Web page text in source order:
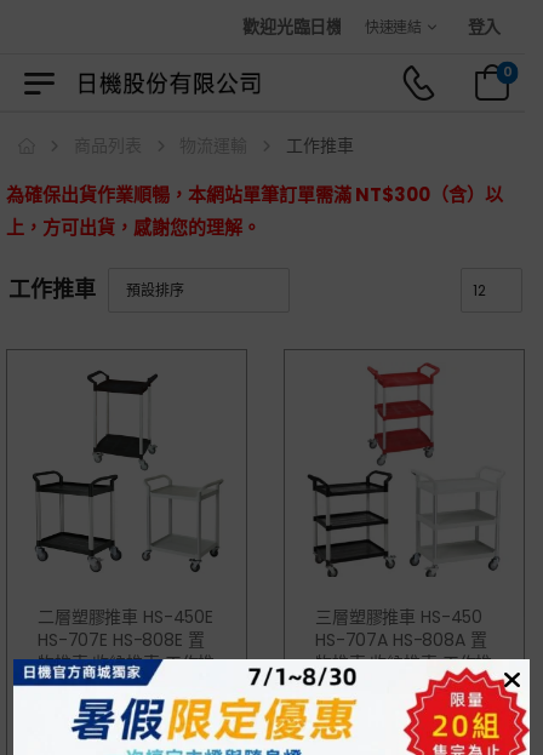
歡迎光臨日機官方購物商城！
快速連結 登入
0
工作推車
為確保出貨作業順暢，本網站單筆訂單需滿 NT$300（含）以
上，方可出貨，感謝您的理解。
工作推車
二層塑膠推車 HS-450E
HS-707E HS-808E 置
物推車 收納推車 工作推
車 餐車
NT$1,835
三層塑膠推車 HS-450
HS-707A HS-808A 置
物推車 收納推車 工作推
車 餐車
2,250